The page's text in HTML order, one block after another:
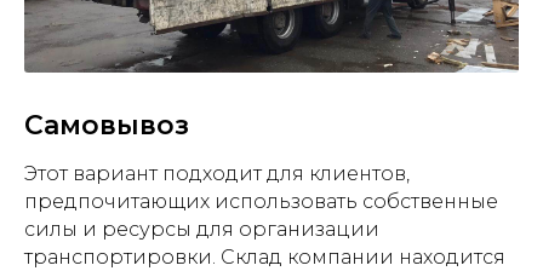
Самовывоз
Этот вариант подходит для клиентов,
предпочитающих использовать собственные
силы и ресурсы для организации
транспортировки. Склад компании находится